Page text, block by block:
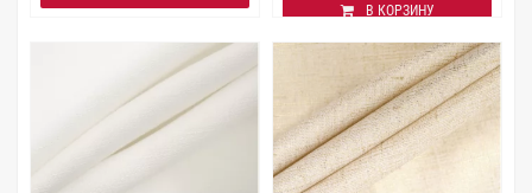
В КОРЗИНУ